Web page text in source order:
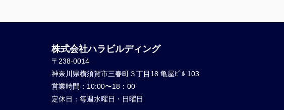
株式会社ハラビルディング
〒238-0014
神奈川県横須賀市三春町３丁目18 亀屋ﾋﾞﾙ 103
営業時間： 10:00〜18：00
定休日： 毎週水曜日・日曜日